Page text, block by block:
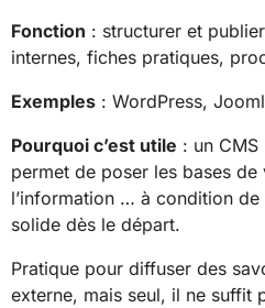
Fonction : structurer et
internes, fiches pratiques,
Exemples : WordPress,
Pourquoi c’est utile : un
permet de poser les bases
l’information … à condition
solide dès le départ.
Pratique pour diffuser des
externe, mais seul, il ne suffit